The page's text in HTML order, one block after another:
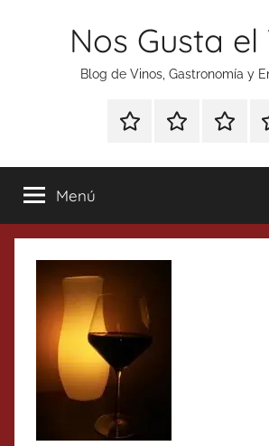
Nos Gusta el
Blog de Vinos, Gastronomía y
Especial
Tonics
Enoturismo
Gastronomía
Ranking
Menú